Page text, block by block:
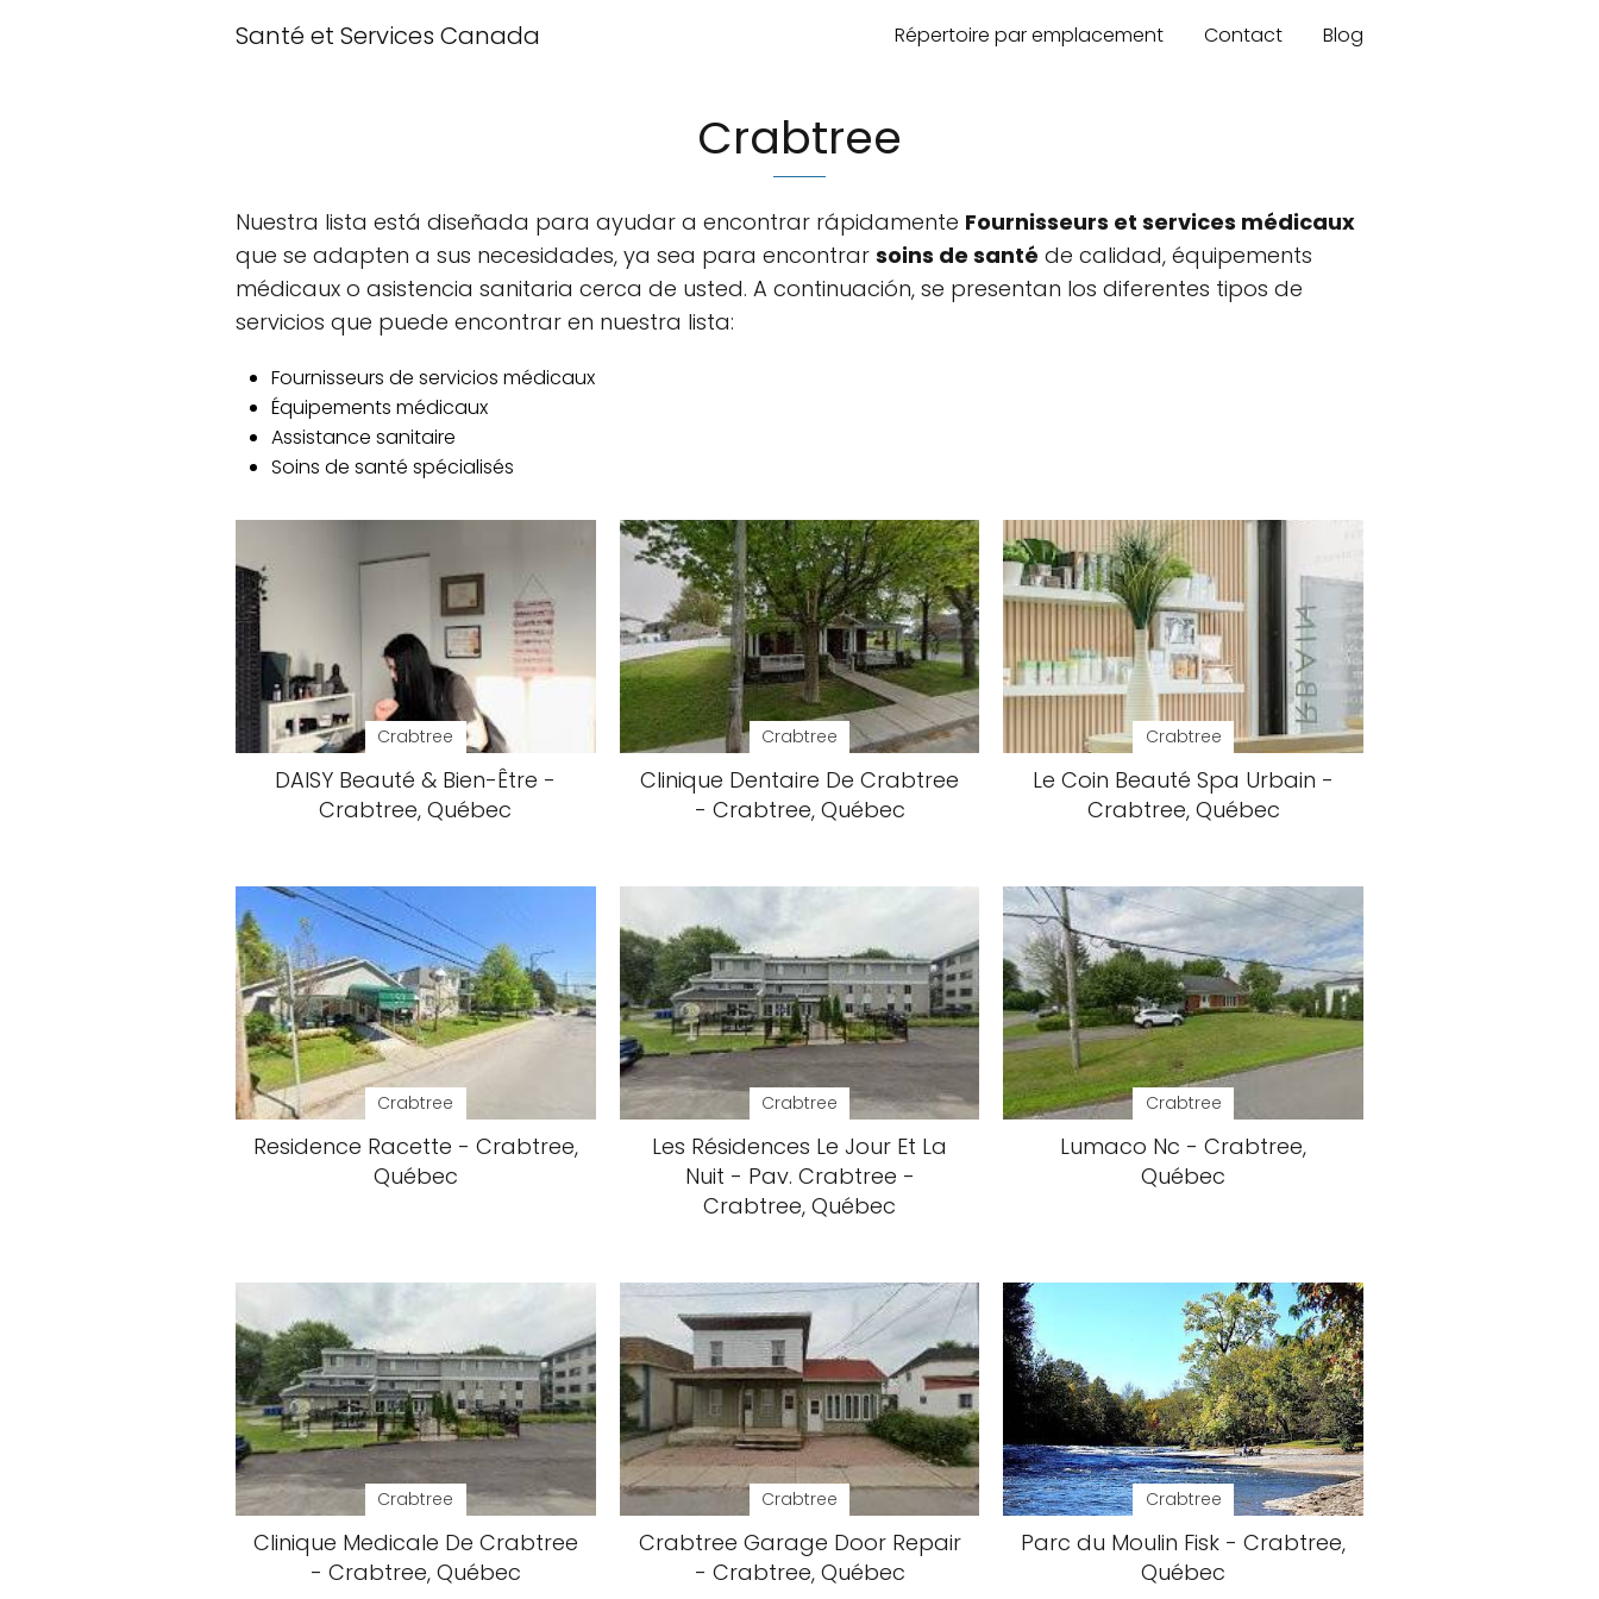
Santé et Services Canada Répertoire par emplacement Contact Blog
Crabtree
Nuestra lista está diseñada para ayudar a encontrar rápidamente Fournisseurs et services médicaux
que se adapten a sus necesidades, ya sea para encontrar soins de santé de calidad, équipements
médicaux o asistencia sanitaria cerca de usted. A continuación, se presentan los diferentes tipos de
servicios que puede encontrar en nuestra lista:
Fournisseurs de servicios médicaux
Équipements médicaux
Assistance sanitaire
Soins de santé spécialisés
Crabtree
DAISY Beauté & Bien-Être -
Crabtree, Québec
Crabtree
Clinique Dentaire De Crabtree
- Crabtree, Québec
Crabtree
Le Coin Beauté Spa Urbain -
Crabtree, Québec
Crabtree
Residence Racette - Crabtree,
Québec
Crabtree
Les Résidences Le Jour Et La
Nuit - Pav. Crabtree -
Crabtree, Québec
Crabtree
Lumaco Nc - Crabtree,
Québec
Crabtree
Clinique Medicale De Crabtree
- Crabtree, Québec
Crabtree
Crabtree Garage Door Repair
- Crabtree, Québec
Crabtree
Parc du Moulin Fisk - Crabtree,
Québec